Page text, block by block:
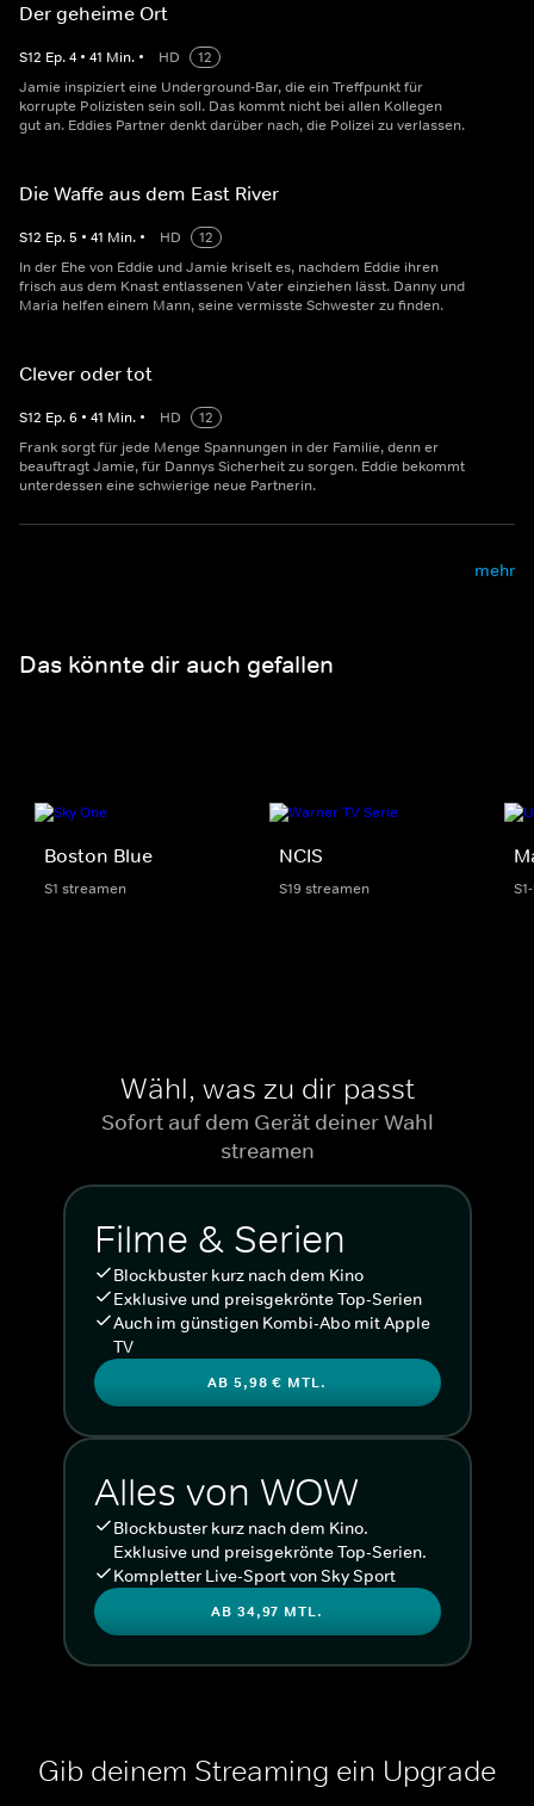
Der geheime Ort
S12 Ep.4 • 41 Min. • HD
12
Jamie inspiziert eine Underground-Bar, die ein Treffpunkt für
korrupte Polizisten sein soll. Das kommt nicht bei allen Kollegen
gut an. Eddies Partner denkt darüber nach, die Polizei zu verlassen.
Die Waffe aus dem East River
S12 Ep.5 • 41 Min. • HD
12
In der Ehe von Eddie und Jamie kriselt es, nachdem Eddie ihren
frisch aus dem Knast entlassenen Vater einziehen lässt. Danny und
Maria helfen einem Mann, seine vermisste Schwester zu finden.
Clever oder tot
S12 Ep.6 • 41 Min. • HD
12
Frank sorgt für jede Menge Spannungen in der Familie, denn er
beauftragt Jamie, für Dannys Sicherheit zu sorgen. Eddie bekommt
unterdessen eine schwierige neue Partnerin.
mehr
Das könnte dir auch gefallen
Boston Blue
S1 streamen
NCIS
S19 streamen
Wähl, was zu dir passt
Sofort auf dem Gerät deiner Wahl
streamen
Filme & Serien
Blockbuster kurz nach dem Kino
Exklusive und preisgekrönte Top-Serien
Auch im günstigen Kombi-Abo mit Apple
TV
AB 5,98 € MTL.
Alles von WOW
Blockbuster kurz nach dem Kino.
Exklusive und preisgekrönte Top-Serien.
Kompletter Live-Sport von Sky Sport
AB 34,97 MTL.
Gib deinem Streaming ein Upgrade